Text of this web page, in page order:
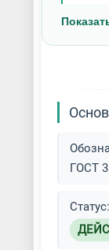
ГОСТ
Статус: